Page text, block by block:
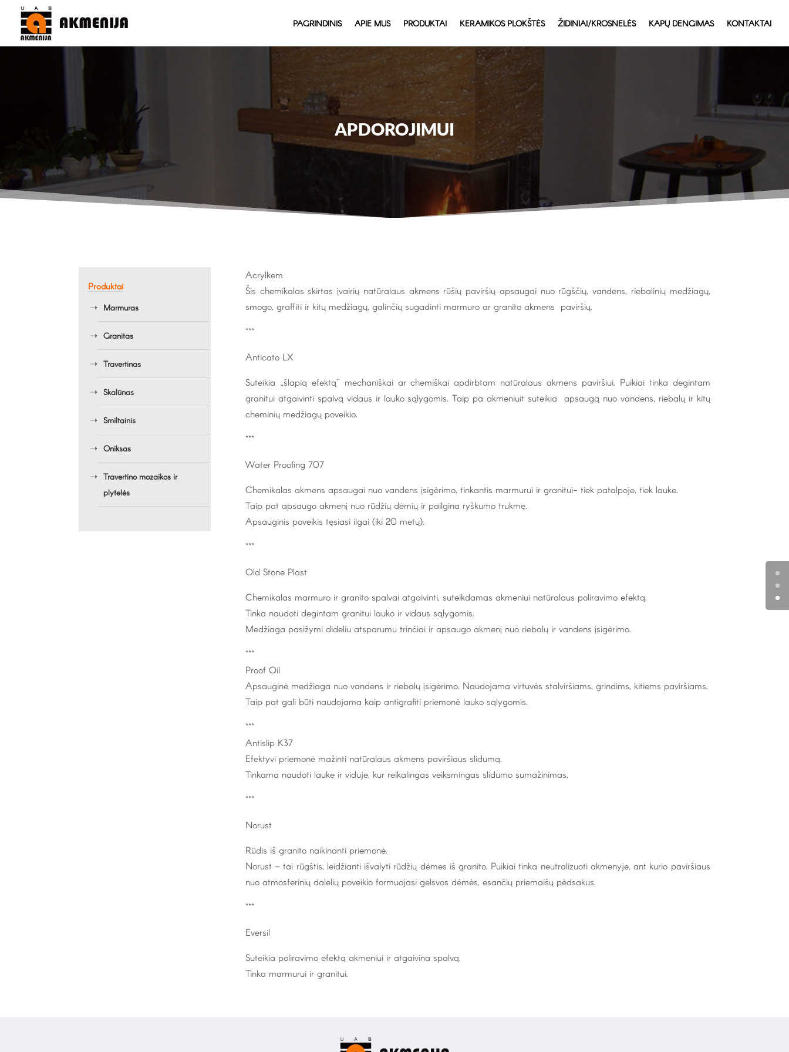
PAGRINDINIS APIE MUS PRODUKTAI KERAMIKOS PLOKŠTĖS ŽIDINIAI/KROSNELĖS KAPŲ DENGIMAS KONTAKTAI
APDOROJIMUI
Produktai
Marmuras
Granitas
Travertinas
Skalūnas
Smiltainis
Oniksas
Travertino mozaikos ir
plytelės
Acrylkem
Šis chemikalas skirtas įvairių natūralaus akmens rūšių paviršių apsaugai nuo rūgščių, vandens, riebalinių medžiagų,
smogo, graffiti ir kitų medžiagų, galinčių sugadinti marmuro ar granito akmens paviršių.
***
Anticato LX
Suteikia „šlapią efektą” mechaniškai ar chemiškai apdirbtam natūralaus akmens paviršiui. Puikiai tinka degintam
granitui atgaivinti spalvą vidaus ir lauko sąlygomis. Taip pa akmeniuit suteikia apsaugą nuo vandens, riebalų ir kitų
cheminių medžiagų poveikio.
***
Water Proofing 707
Chemikalas akmens apsaugai nuo vandens įsigėrimo, tinkantis marmurui ir granitui- tiek patalpoje, tiek lauke.
Taip pat apsaugo akmenį nuo rūdžių dėmių ir pailgina ryškumo trukmę.
Apsauginis poveikis tęsiasi ilgai (iki 20 metų).
***
Old Stone Plast
Chemikalas marmuro ir granito spalvai atgaivinti, suteikdamas akmeniui natūralaus poliravimo efektą.
Tinka naudoti degintam granitui lauko ir vidaus sąlygomis.
Medžiaga pasižymi dideliu atsparumu trinčiai ir apsaugo akmenį nuo riebalų ir vandens įsigėrimo.
***
Proof Oil
Apsauginė medžiaga nuo vandens ir riebalų įsigėrimo. Naudojama virtuvės stalviršiams, grindims, kitiems paviršiams.
Taip pat gali būti naudojama kaip antigrafiti priemonė lauko sąlygomis.
***
Antislip K37
Efektyvi priemonė mažinti natūralaus akmens paviršiaus slidumą.
Tinkama naudoti lauke ir viduje, kur reikalingas veiksmingas slidumo sumažinimas.
***
Norust
Rūdis iš granito naikinanti priemonė.
Norust – tai rūgštis, leidžianti išvalyti rūdžių dėmes iš granito. Puikiai tinka neutralizuoti akmenyje, ant kurio paviršiaus
nuo atmosferinių dalelių poveikio formuojasi gelsvos dėmės, esančių priemaišų pėdsakus.
***
Eversil
Suteikia poliravimo efektą akmeniui ir atgaivina spalvą.
Tinka marmurui ir granitui.